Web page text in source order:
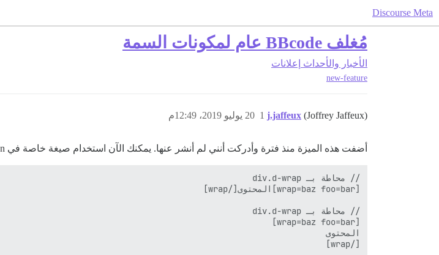
Discourse Meta
مُغلف BBcode عام لمكونات السمة
الأخبار والأحداث إعلانات
new-feature
j.jaffeux (Joffrey Jaffeux) 20 يوليو 2019، 12:49م 1
أضفت هذه الميزة منذ فترة وأدركت أنني لم أنشر عنها. يمكنك الآن استخدام صيغة خاصة في Markdown لتحويلها واستخدامها في مكونات السمة دون الحاجة إلى كتابة إضافة.